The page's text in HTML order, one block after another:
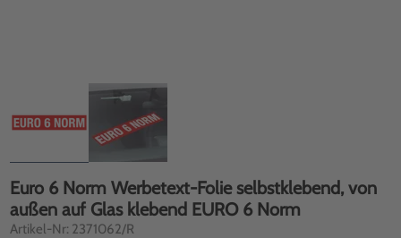
Euro 6 Norm Werbetext-Folie selbstklebend, von
außen auf Glas klebend EURO 6 Norm
Artikel-Nr: 2371062/R